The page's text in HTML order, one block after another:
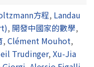
方程, Landau
, 開發中國家的數學,
, Clément Mouhot,
Trudinger, Xu-Jia